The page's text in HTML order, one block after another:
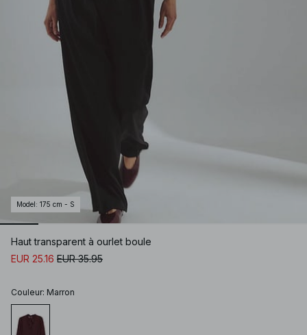
Model : 175 cm - S
Haut transparent à ourlet boule
EUR 25.16 EUR 35.95
Couleur: Marron